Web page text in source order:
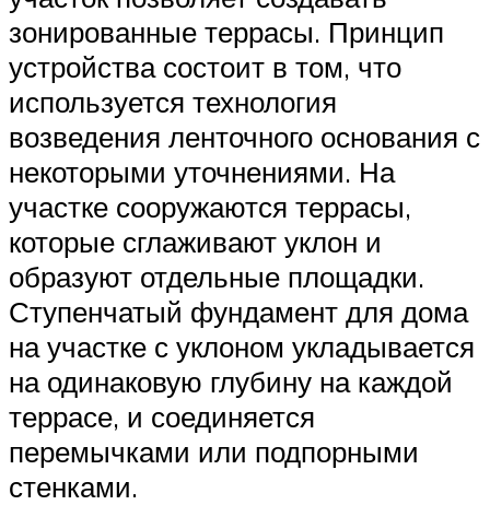
зонированные террасы. Принцип
устройства состоит в том, что
используется технология
возведения ленточного основания с
некоторыми уточнениями. На
участке сооружаются террасы,
которые сглаживают уклон и
образуют отдельные площадки.
Ступенчатый фундамент для дома
на участке с уклоном укладывается
на одинаковую глубину на каждой
террасе, и соединяется
перемычками или подпорными
стенками.